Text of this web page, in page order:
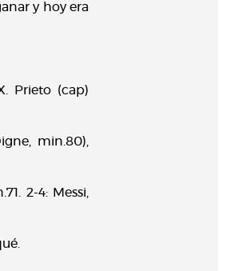
y hoy era
Prieto (cap)
min.80),
2-4: Messi,